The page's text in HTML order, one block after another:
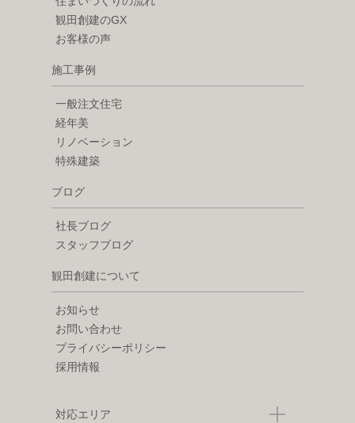
観田創建のGX
お客様の声
施工事例
一般注文住宅
経年美
リノベーション
特殊建築
ブログ
社長ブログ
スタッフブログ
観田創建について
お知らせ
お問い合わせ
プライバシーポリシー
採用情報
対応エリア